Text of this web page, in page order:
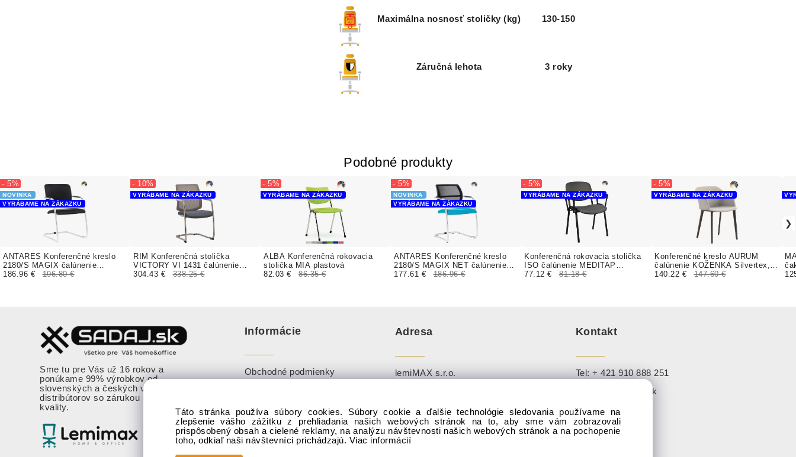
Maximálna nosnosť stoličky (kg) 130-150
Záručná lehota 3 roky
Podobné produkty
ANTARES Konferenčné kreslo
2180/S MAGIX čalúnenie
MEDITAP koženka
NOVINKA
VYRÁBAME NA ZÁKAZKU
- 5%
186.96 € 196.80 €
RIM Konferenčná stolička
VICTORY VI 1431 čalúnenie
ERA, PHOENIX
VYRÁBAME NA ZÁKAZKU
- 10%
304.43 € 338.25 €
ALBA Konferenčná rokovacia
stolička MIA plastová
VYRÁBAME NA ZÁKAZKU
- 5%
82.03 € 86.35 €
ANTARES Konferenčné kreslo
2180/S MAGIX NET čalúnenie
BONDAI VISUAL MELANGE
NOVINKA
VYRÁBAME NA ZÁKAZKU
- 5%
177.61 € 186.96 €
Konferenčná rokovacia stolička
ISO čalúnenie MEDITAP
koženka
VYRÁBAME NA ZÁKAZKU
- 5%
77.12 € 81.18 €
Konferenčné kreslo AURUM
čalúnenie KOŽENKA Silvertex,
Valencia
VYRÁBAME NA ZÁKAZKU
- 5%
140.22 € 147.60 €
Sme tu pre Vás už 16 rokov a
ponúkame 99% výrobkov od
slovenských a českých výrobcov a
distribútorov so zárukou overenej
kvality.
Informácie
Obchodné podmienky
Vzorkovníky
Oznámenie Slov. inšpekcie k
nebezpečnému výrobku
Adresa
lemiMAX s.r.o.
Po-Pi: 8:00 - 18:00 (0910 888 251,
info@sadaj.sk)
Kontakt
Tel:+ 421 910 888 251
info@sadaj.sk
Táto stránka používa súbory cookies. Súbory cookie a ďalšie technológie sledovania používame na
zlepšenie vášho zážitku z prehliadania našich webových stránok na to, aby sme vám zobrazovali
prispôsobený obsah a cielené reklamy, na analýzu návštevnosti našich webových stránok a na pochopenie
toho, odkiaľ naši návštevníci prichádzajú. Viac informácií